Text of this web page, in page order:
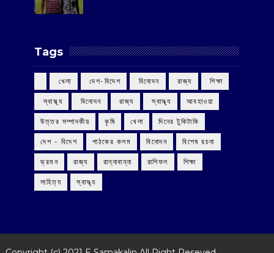
Tags
‌ খেলা ‌ দেশ-বিদেশ ‌ বিনোদন ‌ রাজ্য ‌ শিক্ষা
‌ স্বাস্থ্য ‌ বিনোদন ‌ রাজ্য ‌ স্বাস্থ্য আবহাওয়া
উত্তর সম্পাদকীয় কৃষি খেলা দিনের টুকিটাকি
দেশ - বিদেশ পাঠকের কলম বিনোদন বিশেষ রচনা
ভ্রমন রাজ্য রান্নাবান্না রাশিফল শিক্ষা
সাহিত্য স্বাস্থ্য